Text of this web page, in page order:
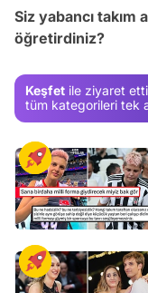
Siz yabancı takım
öğretirdiniz?
Keşfet ile ziyaret
tüm kategorileri tek